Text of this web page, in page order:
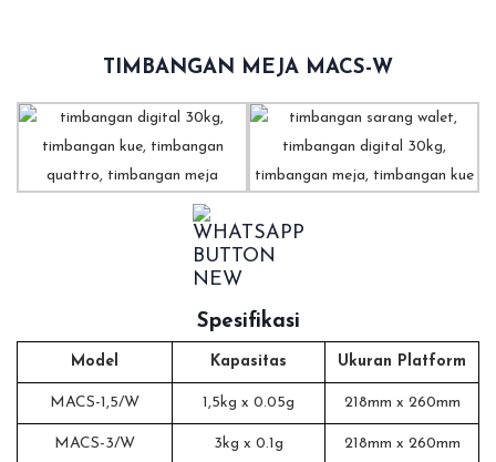
TIMBANGAN MEJA MACS-W
Spesifikasi
Model Kapasitas Ukuran Platform
MACS-1,5/W 1,5kg x 0.05g 218mm x 260mm
MACS-3/W 3kg x 0.1g 218mm x 260mm